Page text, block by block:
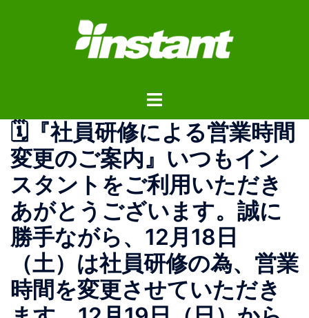
ス
ト
ル
ニ
ュ
ー
🗓『社員研修による営業時間
変更のご案内』いつもイン
スタントをご利用いただき
あがとうございます。誠に
勝手ながら、12月18日
（土）は社員研修の為、営業
時間を変更させていただき